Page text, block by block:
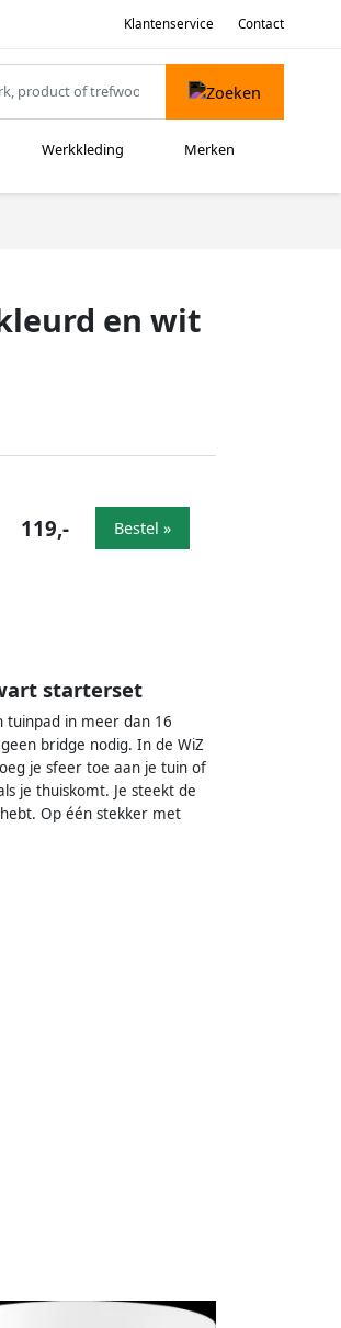
Klantenservice Contact
Werkkleding Merken
en wit
119,- Bestel »
starterset
tuinpad in meer dan 16
bridge nodig. In de WiZ
je sfeer toe aan je tuin of
je thuiskomt. Je steekt de
Op één stekker met